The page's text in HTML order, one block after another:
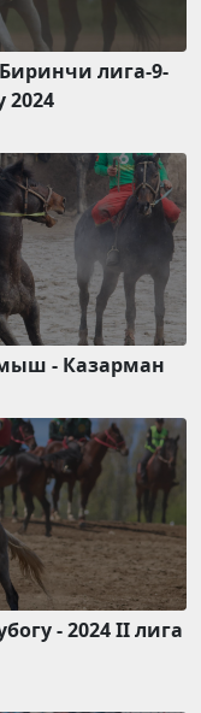
лига-9-
- Казарман
- 2024 II лига